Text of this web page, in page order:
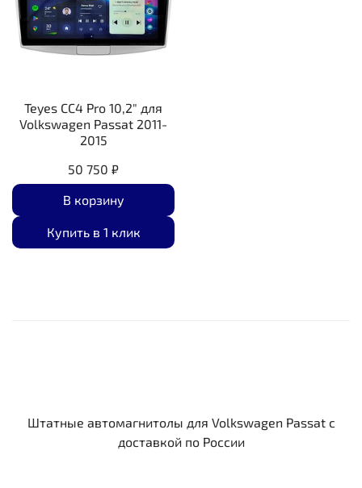
Teyes CC4 Pro 10,2" для
Volkswagen Passat 2011-
2015
50 750 ₽
В корзину
Купить в 1 клик
Штатные автомагнитолы для Volkswagen Passat c
доставкой по России